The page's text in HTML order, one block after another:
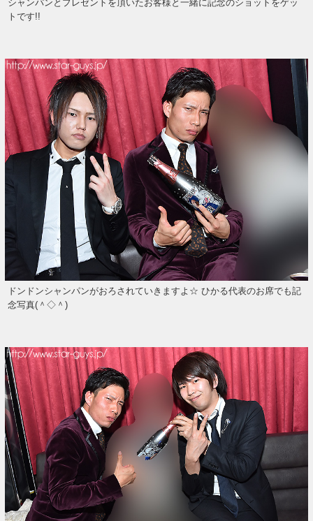
シャンパンとプレゼントを頂いたお客様と一緒に記念のショットをゲッ
トです!!
ドンドンシャンパンがおろされていきますよ☆ ひかる代表のお席でも記
念写真(＾◇＾)